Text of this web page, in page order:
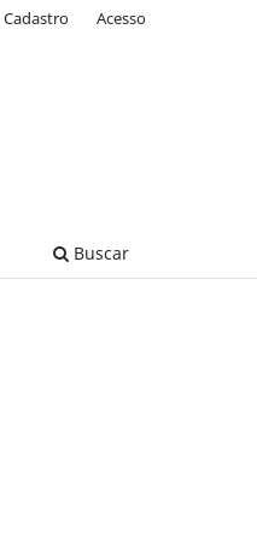
Buscar
Cadastro Acesso